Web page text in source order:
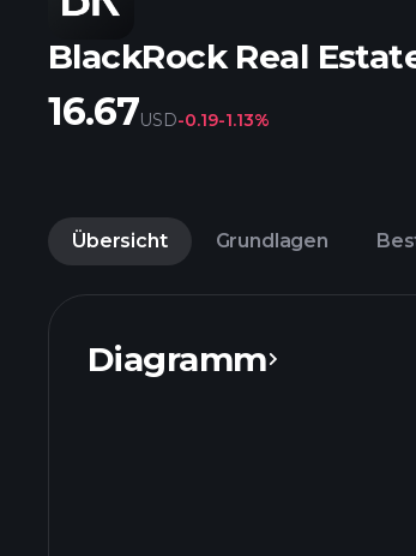
BlackRock Real
16.67USD-0.19-1.13%
Übersicht Grundlagen
Diagramm